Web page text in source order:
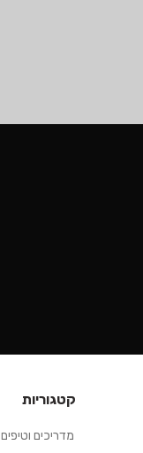
קטגוריות
מדריכים וטיפים